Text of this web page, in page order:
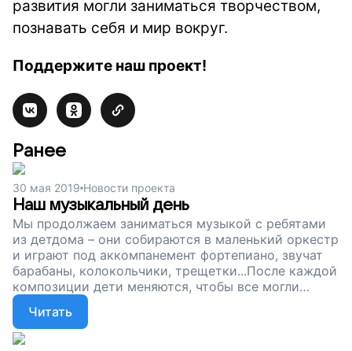
развития могли заниматься творчеством,
познавать себя и мир вокруг.
Поддержите наш проект!
Ранее
30 мая 2019 Новости проекта
Наш музыкальный день
Мы продолжаем заниматься музыкой с ребятами
из детдома – они собираются в маленький оркестр
и играют под аккомпанемент фортепиано, звучат
барабаны, колокольчики, трещетки...После каждой
композиции дети меняются, чтобы все могли
поиграть на всех инструментах. Так они учатся
работать в команде и слышать разную музыку.
Спасибо вам, что не оставляете ребят в
Читать